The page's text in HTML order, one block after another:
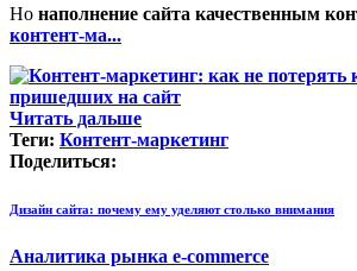
Но наполнение сайта качественным
контент-ма...
Читать дальше
Теги: Контент-маркетинг
Поделиться:
Дизайн сайта: почему ему уделяют столько внимания
Аналитика рынка e-commerce